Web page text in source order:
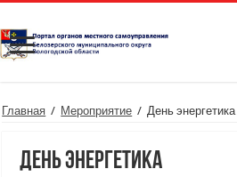
Главная / Мероприятие / День энергетика
День энергетика